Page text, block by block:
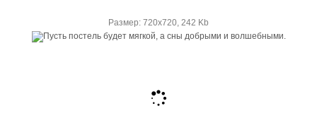
Размер: 720х720, 242 Kb